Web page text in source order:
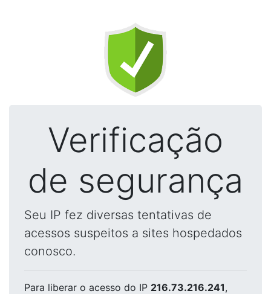
Verificação
de segurança
Seu IP fez diversas tentativas de
acessos suspeitos a sites hospedados
conosco.
Para liberar o acesso do IP 216.73.216.241,